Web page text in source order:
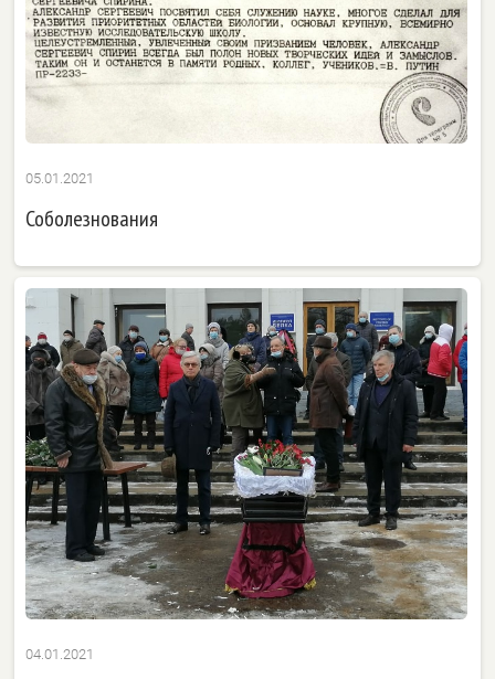
05.01.2021
Соболезнования
04.01.2021